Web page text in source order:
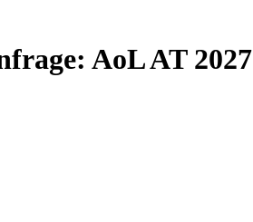
AoL AT 2027